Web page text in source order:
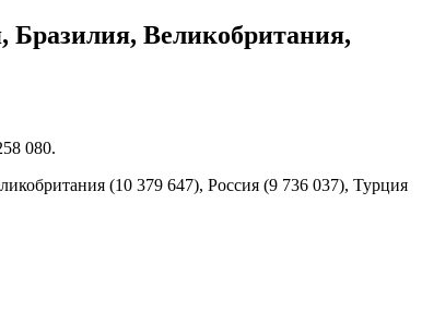
Великобритания,
080.
(10 379 647), Россия (9 736 037), Турция